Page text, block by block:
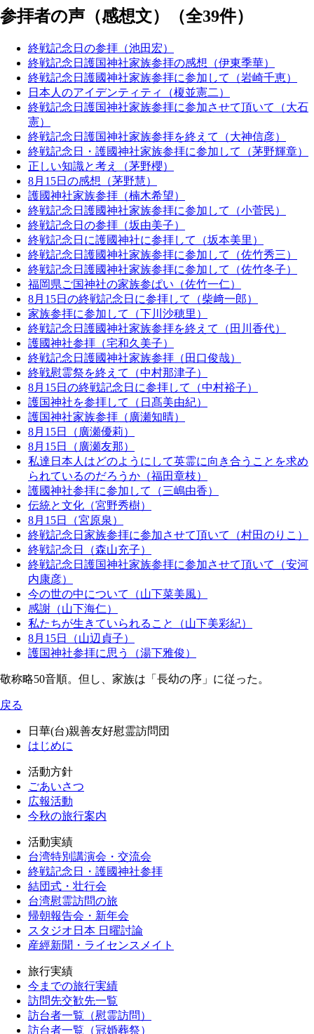
参拝者の声（感想文）（全39件）
終戦記念日の参拝（池田宏）
終戦記念日護国神社家族参拝の感想（伊東季華）
終戦記念日護國神社家族参拝に参加して（岩崎千恵）
日本人のアイデンティティ（榎並憲二）
終戦記念日護国神社家族参拝に参加させて頂いて（大石
憲）
終戦記念日護国神社家族参拝を終えて（大神信彦）
終戦記念日・護國神社家族参拝に参加して（茅野輝章）
正しい知識と考え（茅野櫻）
8月15日の感想（茅野慧）
護國神社家族参拝（楠木希望）
終戦記念日護國神社家族参拝に参加して（小菅民）
終戦記念日の参拝（坂由美子）
終戦記念日に護國神社に参拝して（坂本美里）
終戦記念日護國神社家族参拝に参加して（佐竹秀三）
終戦記念日護國神社家族参拝に参加して（佐竹冬子）
福岡県ご国神社の家族参ぱい（佐竹一仁）
8月15日の終戦記念日に参拝して（柴﨑一郎）
家族参拝に参加して（下川沙穂里）
終戦記念日護國神社家族参拝を終えて（田川香代）
護國神社参拝（宅和久美子）
終戦記念日護國神社家族参拝（田口俊哉）
終戦慰霊祭を終えて（中村那津子）
8月15日の終戦記念日に参拝して（中村裕子）
護国神社を参拝して（日髙美由紀）
護国神社家族参拝（廣瀬知晴）
8月15日（廣瀬優莉）
8月15日（廣瀬友那）
私達日本人はどのようにして英霊に向き合うことを求め
られているのだろうか（福田章枝）
護國神社参拝に参加して（三嶋由香）
伝統と文化（宮野秀樹）
8月15日（宮原泉）
終戦記念日家族参拝に参加させて頂いて（村田のりこ）
終戦記念日（森山充子）
終戦記念日護国神社家族参拝に参加させて頂いて（安河
内康彦）
今の世の中について（山下菜美風）
感謝（山下海仁）
私たちが生きていられること（山下美彩紀）
8月15日（山辺貞子）
護国神社参拝に思う（湯下雅俊）
敬称略50音順。但し、家族は「長幼の序」に従った。
戻る
日華(台)親善友好慰霊訪問団
はじめに
活動方針
ごあいさつ
広報活動
今秋の旅行案内
活動実績
台湾特別講演会・交流会
終戦記念日・護國神社参拝
結団式・壮行会
台湾慰霊訪問の旅
帰朝報告会・新年会
スタジオ日本 日曜討論
産經新聞・ライセンスメイト
旅行実績
今までの旅行実績
訪問先交歓先一覧
訪台者一覧（慰霊訪問）
訪台者一覧（冠婚葬祭）